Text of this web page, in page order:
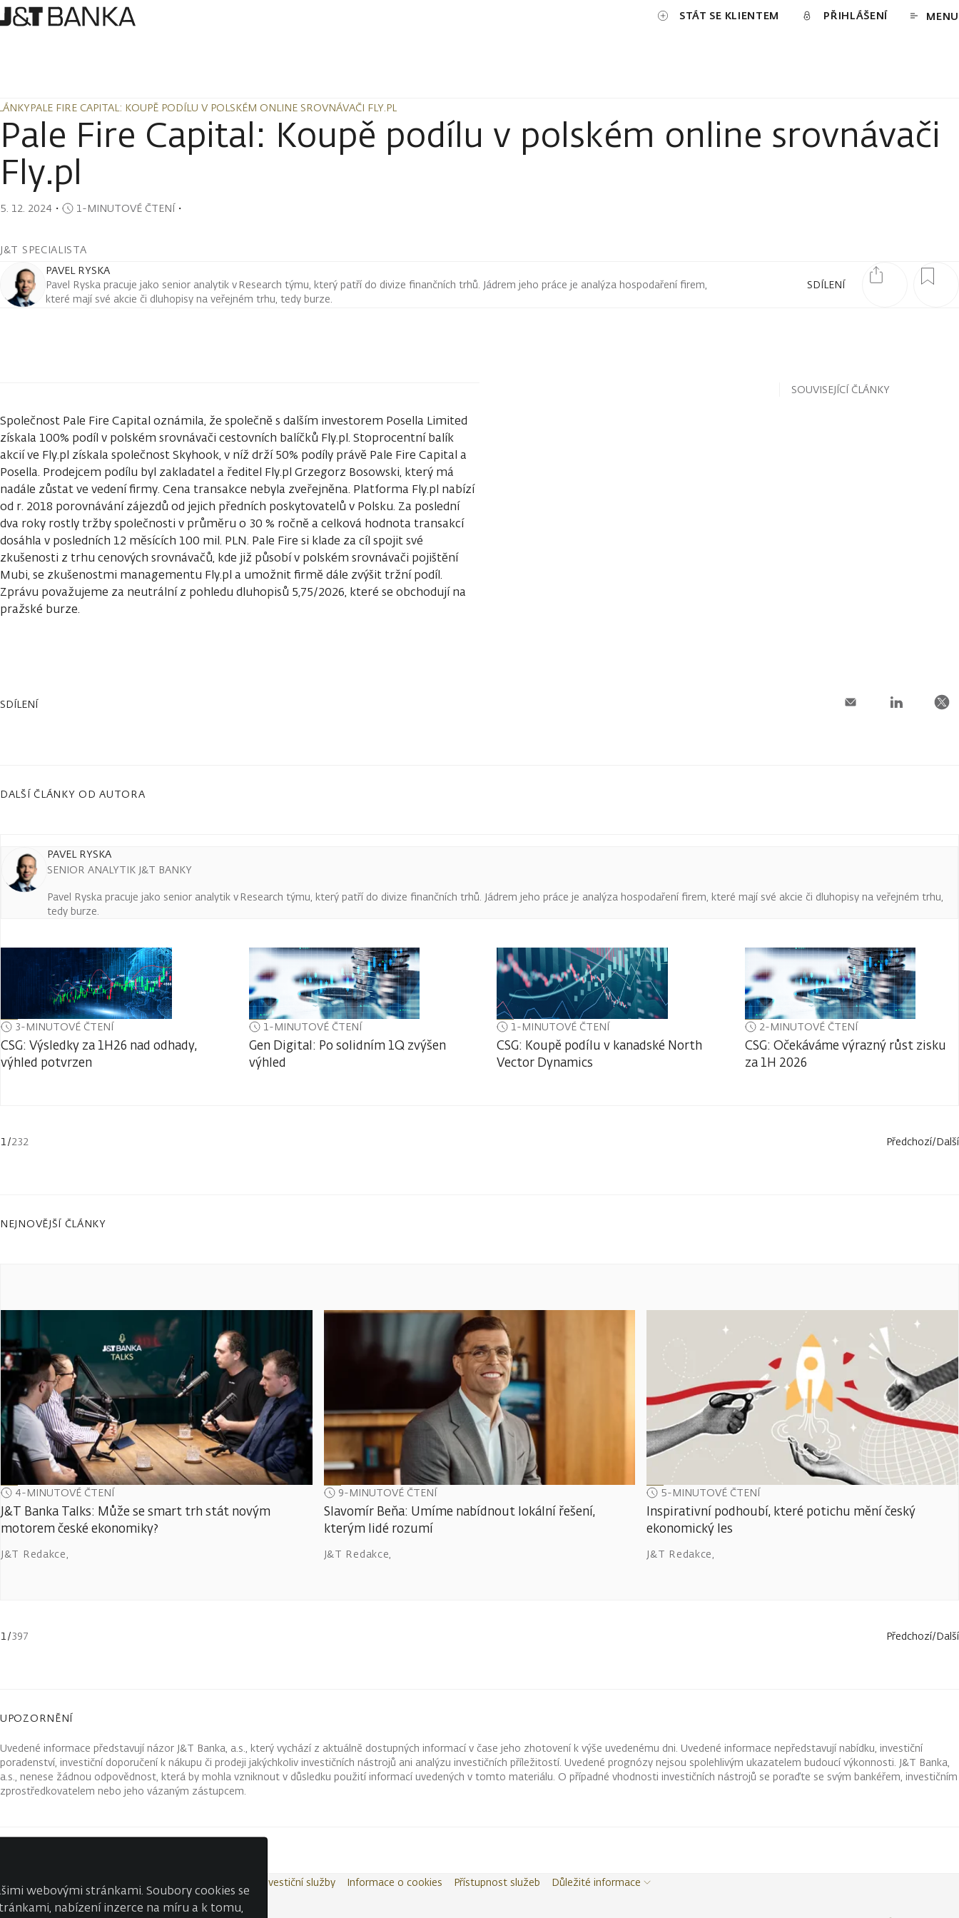
STÁT SE KLIENTEM PŘIHLÁŠENÍ MENU
PALE FIRE CAPITAL: KOUPĚ PODÍLU V POLSKÉM ONLINE SROVNÁVAČI FLY.PL
PALE FIRE CAPITAL: KOUPĚ PODÍLU V POLSKÉM ONLINE SROVNÁVAČI FLY.PL
Pale Fire Capital: Koupě podílu v polském online srovnávači
Fly.pl
5. 12. 2024 ・ 1-MINUTOVÉ ČTENÍ・
J&T SPECIALISTA
SDÍLENÍ
PAVEL RYSKA
Pavel Ryska pracuje jako senior analytik v Research týmu, který patří do divize finančních trhů. Jádrem jeho práce je analýza hospodaření firem,
které mají své akcie či dluhopisy na veřejném trhu, tedy burze.
Společnost Pale Fire Capital oznámila, že společně s dalším investorem Posella Limited
získala 100% podíl v polském srovnávači cestovních balíčků Fly.pl. Stoprocentní balík
akcií ve Fly.pl získala společnost Skyhook, v níž drží 50% podíly právě Pale Fire Capital a
Posella. Prodejcem podílu byl zakladatel a ředitel Fly.pl Grzegorz Bosowski, který má
nadále zůstat ve vedení firmy. Cena transakce nebyla zveřejněna. Platforma Fly.pl nabízí
od r. 2018 porovnávání zájezdů od jejich předních poskytovatelů v Polsku. Za poslední
dva roky rostly tržby společnosti v průměru o 30 % ročně a celková hodnota transakcí
dosáhla v posledních 12 měsících 100 mil. PLN. Pale Fire si klade za cíl spojit své
zkušenosti z trhu cenových srovnávačů, kde již působí v polském srovnávači pojištění
Mubi, se zkušenostmi managementu Fly.pl a umožnit firmě dále zvýšit tržní podíl.
Zprávu považujeme za neutrální z pohledu dluhopisů 5,75/2026, které se obchodují na
pražské burze.
SOUVISEJÍCÍ ČLÁNKY
SDÍLENÍ
DALŠÍ ČLÁNKY OD AUTORA
PAVEL RYSKA
SENIOR ANALYTIK J&T BANKY
Pavel Ryska pracuje jako senior analytik v Research týmu, který patří do divize finančních trhů. Jádrem jeho práce je analýza hospodaření firem, které mají své akcie či dluhopisy na veřejném trhu,
tedy burze.
3-MINUTOVÉ ČTENÍ
CSG: Výsledky za 1H26 nad odhady,
výhled potvrzen
1-MINUTOVÉ ČTENÍ
Gen Digital: Po solidním 1Q zvýšen
výhled
1-MINUTOVÉ ČTENÍ
CSG: Koupě podílu v kanadské North
Vector Dynamics
2-MINUTOVÉ ČTENÍ
CSG: Očekáváme výrazný růst zisku
za 1H 2026
1 /232 Předchozí/Další
NEJNOVĚJŠÍ ČLÁNKY
4-MINUTOVÉ ČTENÍ
J&T Banka Talks: Může se smart trh stát novým
motorem české ekonomiky?
J&T Redakce,
9-MINUTOVÉ ČTENÍ
Slavomír Beňa: Umíme nabídnout lokální řešení,
kterým lidé rozumí
J&T Redakce,
5-MINUTOVÉ ČTENÍ
Inspirativní podhoubí, které potichu mění český
ekonomický les
J&T Redakce,
1/397 Předchozí/Další
UPOZORNĚNÍ
Uvedené informace představují názor J&T Banka, a.s., který vychází z aktuálně dostupných informací v čase jeho zhotovení k výše uvedenému dni. Uvedené informace nepředstavují nabídku, investiční
poradenství, investiční doporučení k nákupu či prodeji jakýchkoliv investičních nástrojů ani analýzu investičních příležitostí. Uvedené prognózy nejsou spolehlivým ukazatelem budoucí výkonnosti. J&T Banka,
a.s., nenese žádnou odpovědnost, která by mohla vzniknout v důsledku použití informací uvedených v tomto materiálu. O případné vhodnosti investičních nástrojů se poraďte se svým bankéřem, investičním
zprostředkovatelem nebo jeho vázaným zástupcem.
Kontakty Wealth Report Investiční služby Informace o cookies Přístupnost služeb Důležité informace
webovými stránkami. Soubory cookies se
nabízení inzerce na míru a k tomu,